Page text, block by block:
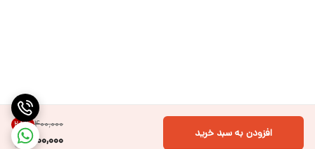
۴۰۰٬۰۰۰ 25%
300,000 افزودن به سبد خرید